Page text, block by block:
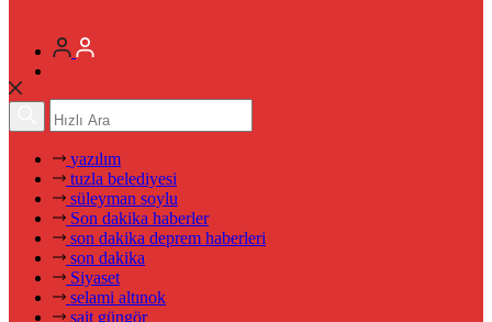
yazılım
tuzla belediyesi
süleyman soylu
Son dakika haberler
son dakika deprem haberleri
son dakika
Siyaset
selami altınok
sait güngör